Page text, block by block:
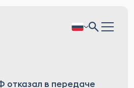
отказал в передаче